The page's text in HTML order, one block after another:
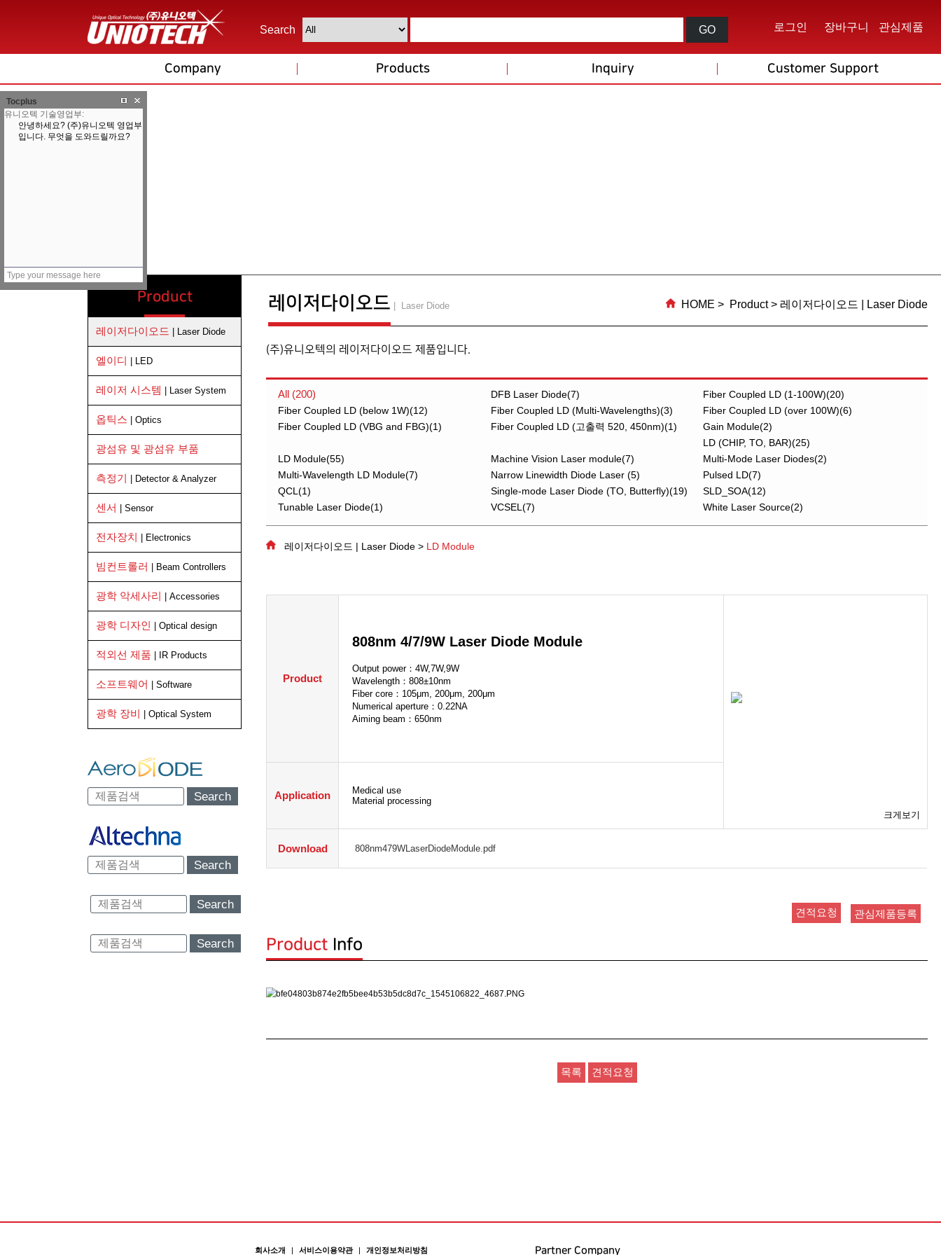
Search GO 로그인 장바구니 관심제품
Company Products Inquiry Customer Support
Product
레이저다이오드 | Laser Diode
엘이디 | LED
레이저 시스템 | Laser System
옵틱스 | Optics
광섬유 및 광섬유 부품
측정기 | Detector & Analyzer
센서 | Sensor
전자장치 | Electronics
빔컨트롤러 | Beam Controllers
광학 악세사리 | Accessories
광학 디자인 | Optical design
적외선 제품 | IR Products
소프트웨어 | Software
광학 장비 | Optical System
Search
Search
Search
Search
레이저다이오드 | Laser Diode HOME > Product > 레이저다이오드 | Laser Diode
(주)유니오텍의 레이저다이오드 제품입니다.
All (200) DFB Laser Diode(7)
Fiber Coupled LD (1-100W)(20)
Fiber Coupled LD (below 1W)(12)
Fiber Coupled LD (Multi-Wavelengths)(3)
Fiber Coupled LD (over 100W)(6)
Fiber Coupled LD (VBG and FBG)(1)
Fiber Coupled LD (고출력 520, 450nm)(1)
Gain Module(2)
LD (CHIP, TO, BAR)(25)
LD Module(55)
Machine Vision Laser module(7)
Multi-Mode Laser Diodes(2)
Multi-Wavelength LD Module(7)
Narrow Linewidth Diode Laser (5)
Pulsed LD(7)
QCL(1)
Single-mode Laser Diode (TO, Butterfly)(19)
SLD_SOA(12)
Tunable Laser Diode(1)
VCSEL(7) White Laser Source(2)
레이저다이오드 | Laser Diode > LD Module
Product
808nm 4/7/9W Laser Diode Module
Output power：4W,7W,9W
Wavelength：808±10nm
Fiber core：105μm, 200μm, 200μm
Numerical aperture：0.22NA
Aiming beam：650nm
크게보기
Application
Medical use
Material processing
Download 808nm479WLaserDiodeModule.pdf
관심제품등록
Product Info
Tocplus
회사소개 | 서비스이용약관 | 개인정보처리방침 Partner Company